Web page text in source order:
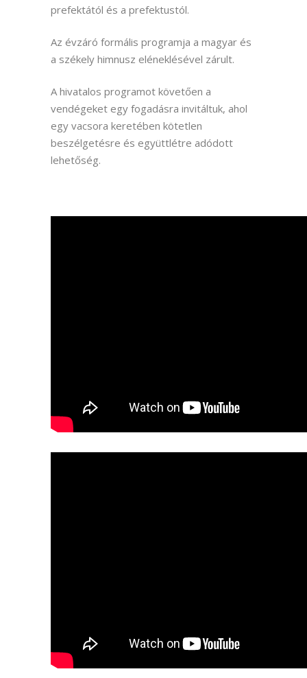
prefektától és a prefektustól.
Az évzáró formális programja a magyar és
a székely himnusz eléneklésével zárult.
A hivatalos programot követően a
vendégeket egy fogadásra invitáltuk, ahol
egy vacsora keretében kötetlen
beszélgetésre és együttlétre adódott
lehetőség.